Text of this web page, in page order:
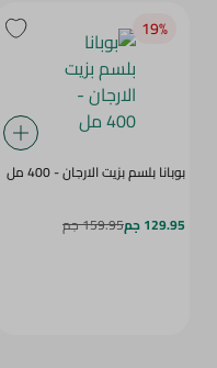
19‎%‎
بوبانا بلسم بزيت الارجان - 400 مل
129.95 جم 159.95 جم